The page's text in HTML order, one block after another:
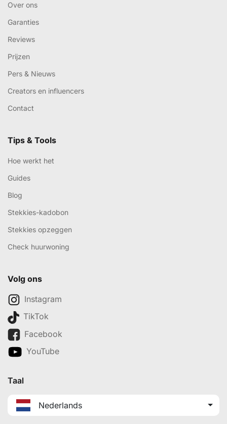
Over ons
Garanties
Reviews
Prijzen
Pers & Nieuws
Creators en influencers
Contact
Tips & Tools
Hoe werkt het
Guides
Blog
Stekkies-kadobon
Stekkies opzeggen
Check huurwoning
Volg ons
Instagram
TikTok
Facebook
YouTube
Taal
Nederlands